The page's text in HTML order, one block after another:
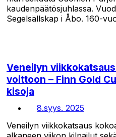
kaudenpäätösjuhlassa.
Segelsällskap i Åbo. 160-
Veneilyn
voittoon – Finn Gold
kisoja
8.syys. 2025
Veneilyn viikkokatsaus